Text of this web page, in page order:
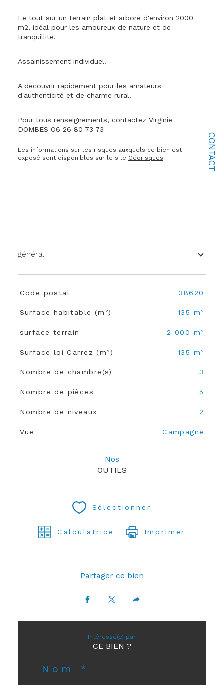
CONTACT
Le tout sur un terrain plat et arboré d'environ 2000
m2, idéal pour les amoureux de nature et de
tranquillité.
Assainissement individuel.
A découvrir rapidement pour les amateurs
d'authenticité et de charme rural.
Pour tous renseignements, contactez Virginie
DOMBES O6 26 80 73 73
Les informations sur les risques auxquels ce bien est
exposé sont disponibles sur le site Géorisques
général
TRAD_SIROCCO_Caracteristique
Code postal 38620
Surface habitable (m²) 135 m²
surface terrain 2 000 m²
Surface loi Carrez (m²) 135 m²
Nombre de chambre(s) 3
Nombre de pièces 5
Nombre de niveaux 2
Vue Campagne
Nos
OUTILS
Sélectionner
Calculatrice Imprimer
Partager ce bien
Intéressé(e) par
CE BIEN ?
Nom *